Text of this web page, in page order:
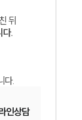
뒤
다.
다.
인상담